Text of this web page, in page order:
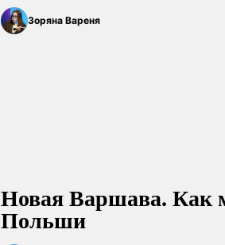
Зоряна Вареня
Новая Варшава. Как
Польши